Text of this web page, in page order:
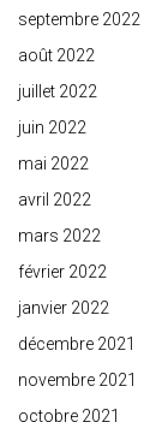
septembre 2022
août 2022
juillet 2022
juin 2022
mai 2022
avril 2022
mars 2022
février 2022
janvier 2022
décembre 2021
novembre 2021
octobre 2021